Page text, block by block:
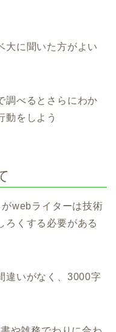
大に聞いた方がよい
調べるとさらにわか
動をしよう
webライターは技術
ろくする必要がある
違いがなく、3000字